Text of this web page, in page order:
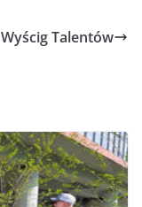
Wyścig Talentów